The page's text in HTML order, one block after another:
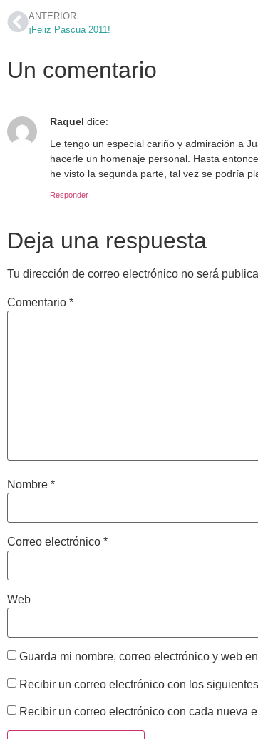
ANTERIOR
¡Feliz Pascua 2011!
Un comentario
Raquel dice:
Le tengo un especial cariño y admiración a
hacerle un homenaje personal. Hasta
he visto la segunda parte, tal vez se podría
Responder
Deja una respuesta
Tu dirección de correo electrónico no será
Comentario *
Nombre *
Correo electrónico *
Web
Guarda mi nombre, correo electrónico y web
Recibir un correo electrónico con los
Recibir un correo electrónico con cada nueva